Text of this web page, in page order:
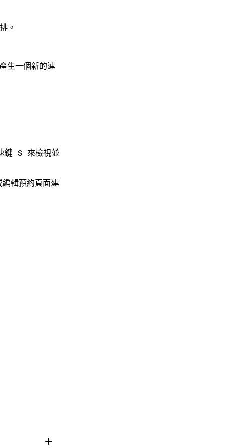
。
生一個新的連
鍵 S 來檢視並
輯預約頁面連